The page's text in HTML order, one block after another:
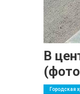
В
Городская